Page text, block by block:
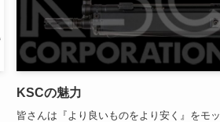
KSCの魅力
皆さんは『より良いものをより安く』をモッ